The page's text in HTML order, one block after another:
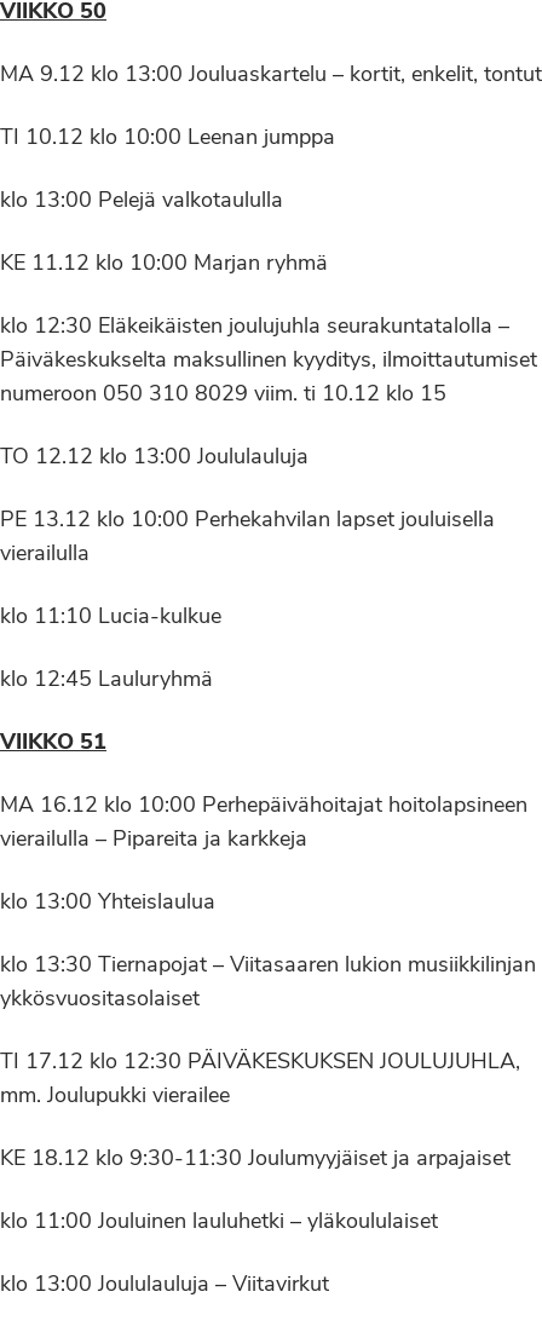
VIIKKO 50
MA 9.12 klo 13:00 Jouluaskartelu – kortit, enkelit, tontut
TI 10.12 klo 10:00 Leenan jumppa
klo 13:00 Pelejä valkotaululla
KE 11.12 klo 10:00 Marjan ryhmä
klo 12:30 Eläkeikäisten joulujuhla seurakuntatalolla –
Päiväkeskukselta maksullinen kyyditys, ilmoittautumiset
numeroon 050 310 8029 viim. ti 10.12 klo 15
TO 12.12 klo 13:00 Joululauluja
PE 13.12 klo 10:00 Perhekahvilan lapset jouluisella
vierailulla
klo 11:10 Lucia-kulkue
klo 12:45 Lauluryhmä
VIIKKO 51
MA 16.12 klo 10:00 Perhepäivähoitajat hoitolapsineen
vierailulla – Pipareita ja karkkeja
klo 13:00 Yhteislaulua
klo 13:30 Tiernapojat – Viitasaaren lukion musiikkilinjan
ykkösvuositasolaiset
TI 17.12 klo 12:30 PÄIVÄKESKUKSEN JOULUJUHLA,
mm. Joulupukki vierailee
KE 18.12 klo 9:30-11:30 Joulumyyjäiset ja arpajaiset
klo 11:00 Jouluinen lauluhetki – yläkoululaiset
klo 13:00 Joululauluja – Viitavirkut